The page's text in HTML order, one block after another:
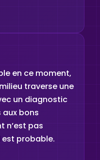
en ce moment,
traverse une
un diagnostic
bons
n’est pas
probable.